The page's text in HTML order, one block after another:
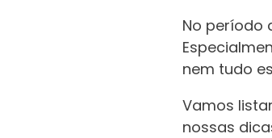
No período
nem tudo
Vamos
nossas